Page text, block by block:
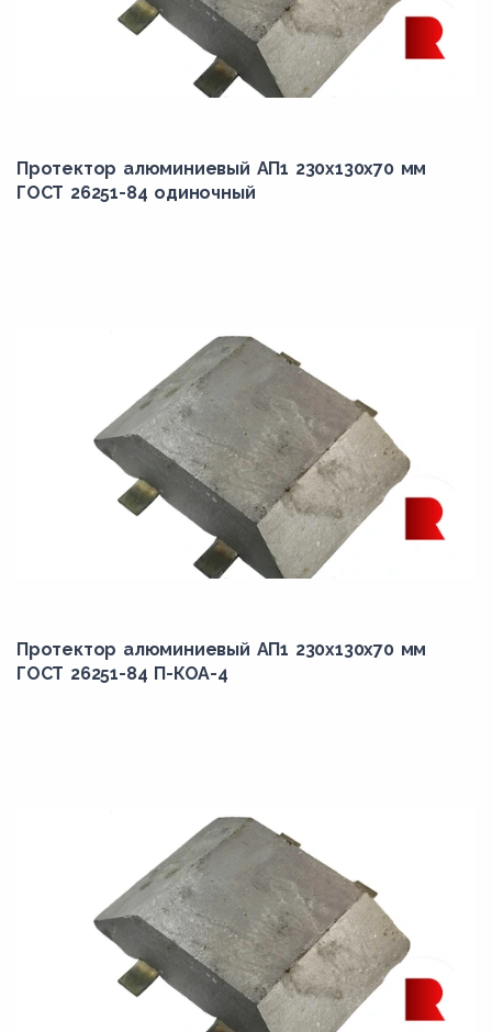
Протектор алюминиевый АП1 230х130х70 мм
ГОСТ 26251-84 одиночный
Протектор алюминиевый АП1 230х130х70 мм
ГОСТ 26251-84 П-КОА-4